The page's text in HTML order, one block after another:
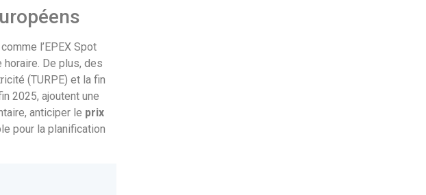
l’EPEX Spot
De plus, des
(TURPE) et la fin
2025, ajoutent une
anticiper le prix
pour la planification